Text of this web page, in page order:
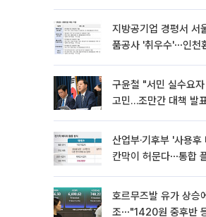
지방공기업 경평서 서
품공사 '취우수'⋯인천
구윤철 "서민 실수요
고민…조만간 대책 발
산업부·기후부 '사용후
칸막이 허문다⋯통합
호르무즈발 유가 상승
조⋯"1420원 중후반